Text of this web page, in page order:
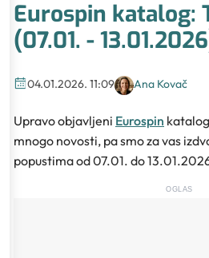
Eurospin katalog:
(07.01. -
04.01.2026. 11:09 Ana Kovač
Upravo objavljeni Eurospin katalog
mnogo novosti, pa smo za vas
popustima od 07.01. do
OGLAS